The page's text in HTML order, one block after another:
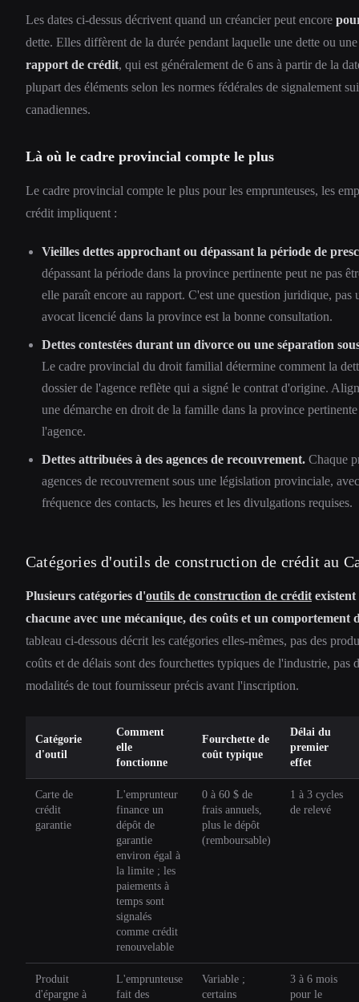
Les dates ci-dessus décrivent quand un créancier peut encore
dette. Elles diffèrent de la durée pendant laquelle une dette ou
rapport de crédit, qui est généralement de 6 ans à partir de la
plupart des éléments selon les normes fédérales de signalement
canadiennes.
Là où le cadre provincial compte le plus
Le cadre provincial compte le plus pour les emprunteuses, les
crédit impliquent :
Vieilles dettes approchant ou dépassant la période de
dépassant la période dans la province pertinente peut ne pas
elle paraît encore au rapport. C'est une question juridique, pas
avocat licencié dans la province est la bonne consultation.
Dettes contestées durant un divorce ou une séparation
Le cadre provincial du droit familial détermine comment la
dossier de l'agence reflète qui a signé le contrat d'origine.
une démarche en droit de la famille dans la province
l'agence.
Dettes attribuées à des agences de recouvrement. Chaque
agences de recouvrement sous une législation provinciale,
fréquence des contacts, les heures et les divulgations requises.
Catégories d'outils de construction de crédit au
Plusieurs catégories d'outils de construction de crédit
chacune avec une mécanique, des coûts et un comportement
tableau ci-dessous décrit les catégories elles-mêmes, pas des
coûts et de délais sont des fourchettes typiques de l'industrie, pas
modalités de tout fournisseur précis avant l'inscription.
Catégorie
d'outil
Comment
elle
fonctionne
Fourchette de
coût typique
Délai du
premier
effet
Carte de
crédit
garantie
L'emprunteur
finance un
dépôt de
garantie
environ égal à
la limite ; les
paiements à
temps sont
signalés
comme crédit
renouvelable
0 à 60 $ de
frais annuels,
plus le dépôt
(remboursable)
1 à 3 cycles
de relevé
Produit
d'épargne à
L'emprunteuse
fait des
Variable ;
certains
3 à 6 mois
pour le